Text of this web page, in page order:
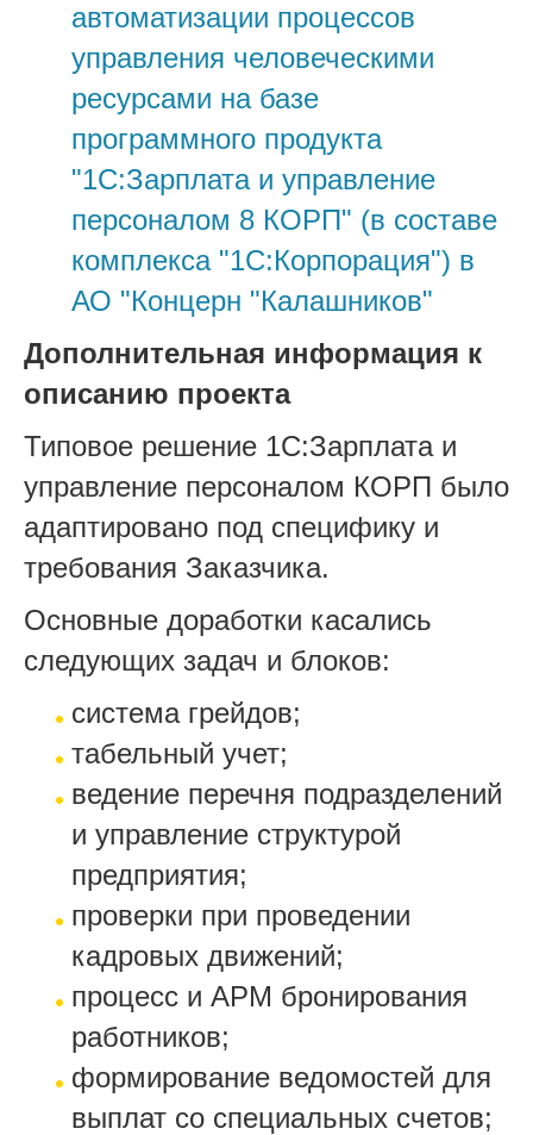
автоматизации процессов
управления человеческими
ресурсами на базе
программного продукта
"1С:Зарплата и управление
персоналом 8 КОРП" (в составе
комплекса "1С:Корпорация") в
АО "Концерн "Калашников"
Дополнительная информация к
описанию проекта
Типовое решение 1С:Зарплата и
управление персоналом КОРП было
адаптировано под специфику и
требования Заказчика.
Основные доработки касались
следующих задач и блоков:
система грейдов;
табельный учет;
ведение перечня подразделений
и управление структурой
предприятия;
проверки при проведении
кадровых движений;
процесс и АРМ бронирования
работников;
формирование ведомостей для
выплат со специальных счетов;